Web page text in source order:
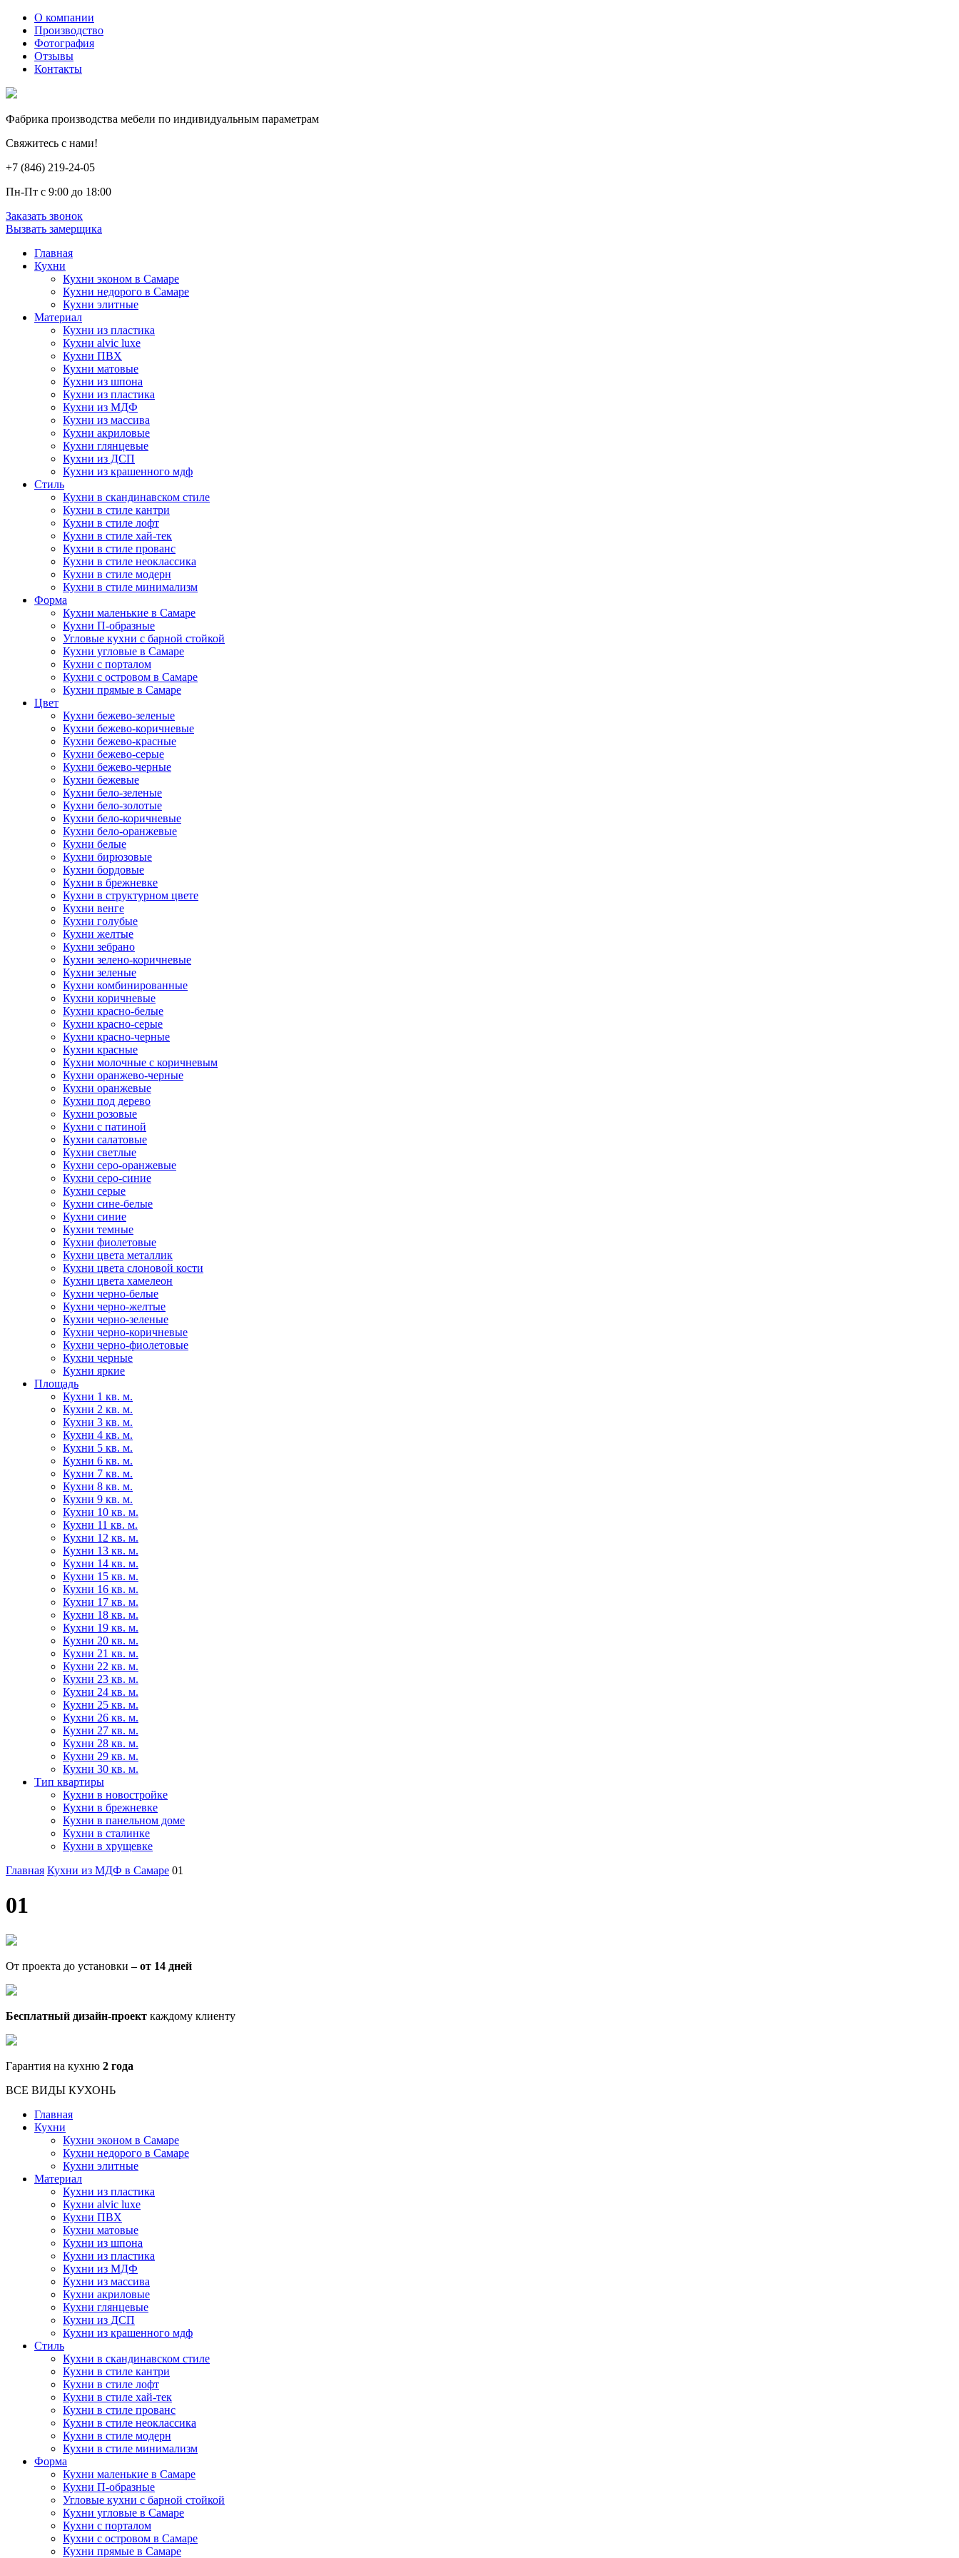
О компании
Производство
Фотография
Отзывы
Контакты
Фабрика производства мебели по индивидуальным параметрам
Свяжитесь с нами!
+7 (846) 219-24-05
Пн-Пт с 9:00 до 18:00
Заказать звонок
Вызвать замерщика
Главная
Кухни
Кухни эконом в Самаре
Кухни недорого в Самаре
Кухни элитные
Материал
Кухни из пластика
Кухни alvic luxe
Кухни ПВХ
Кухни матовые
Кухни из шпона
Кухни из пластика
Кухни из МДФ
Кухни из массива
Кухни акриловые
Кухни глянцевые
Кухни из ДСП
Кухни из крашенного мдф
Стиль
Кухни в скандинавском стиле
Кухни в стиле кантри
Кухни в стиле лофт
Кухни в стиле хай-тек
Кухни в стиле прованс
Кухни в стиле неоклассика
Кухни в стиле модерн
Кухни в стиле минимализм
Форма
Кухни маленькие в Самаре
Кухни П-образные
Угловые кухни с барной стойкой
Кухни угловые в Самаре
Кухни с порталом
Кухни с островом в Самаре
Кухни прямые в Самаре
Цвет
Кухни бежево-зеленые
Кухни бежево-коричневые
Кухни бежево-красные
Кухни бежево-серые
Кухни бежево-черные
Кухни бежевые
Кухни бело-зеленые
Кухни бело-золотые
Кухни бело-коричневые
Кухни бело-оранжевые
Кухни белые
Кухни бирюзовые
Кухни бордовые
Кухни в брежневке
Кухни в структурном цвете
Кухни венге
Кухни голубые
Кухни желтые
Кухни зебрано
Кухни зелено-коричневые
Кухни зеленые
Кухни комбинированные
Кухни коричневые
Кухни красно-белые
Кухни красно-серые
Кухни красно-черные
Кухни красные
Кухни молочные с коричневым
Кухни оранжево-черные
Кухни оранжевые
Кухни под дерево
Кухни розовые
Кухни с патиной
Кухни салатовые
Кухни светлые
Кухни серо-оранжевые
Кухни серо-синие
Кухни серые
Кухни сине-белые
Кухни синие
Кухни темные
Кухни фиолетовые
Кухни цвета металлик
Кухни цвета слоновой кости
Кухни цвета хамелеон
Кухни черно-белые
Кухни черно-желтые
Кухни черно-зеленые
Кухни черно-коричневые
Кухни черно-фиолетовые
Кухни черные
Кухни яркие
Площадь
Кухни 1 кв. м.
Кухни 2 кв. м.
Кухни 3 кв. м.
Кухни 4 кв. м.
Кухни 5 кв. м.
Кухни 6 кв. м.
Кухни 7 кв. м.
Кухни 8 кв. м.
Кухни 9 кв. м.
Кухни 10 кв. м.
Кухни 11 кв. м.
Кухни 12 кв. м.
Кухни 13 кв. м.
Кухни 14 кв. м.
Кухни 15 кв. м.
Кухни 16 кв. м.
Кухни 17 кв. м.
Кухни 18 кв. м.
Кухни 19 кв. м.
Кухни 20 кв. м.
Кухни 21 кв. м.
Кухни 22 кв. м.
Кухни 23 кв. м.
Кухни 24 кв. м.
Кухни 25 кв. м.
Кухни 26 кв. м.
Кухни 27 кв. м.
Кухни 28 кв. м.
Кухни 29 кв. м.
Кухни 30 кв. м.
Тип квартиры
Кухни в новостройке
Кухни в брежневке
Кухни в панельном доме
Кухни в сталинке
Кухни в хрущевке
Главная Кухни из МДФ в Самаре 01
01
От проекта до установки– от 14 дней
Бесплатный дизайн-проект каждому клиенту
Гарантия на кухню 2 года
ВСЕ ВИДЫ КУХОНЬ
Главная
Кухни
Кухни эконом в Самаре
Кухни недорого в Самаре
Кухни элитные
Материал
Кухни из пластика
Кухни alvic luxe
Кухни ПВХ
Кухни матовые
Кухни из шпона
Кухни из пластика
Кухни из МДФ
Кухни из массива
Кухни акриловые
Кухни глянцевые
Кухни из ДСП
Кухни из крашенного мдф
Стиль
Кухни в скандинавском стиле
Кухни в стиле кантри
Кухни в стиле лофт
Кухни в стиле хай-тек
Кухни в стиле прованс
Кухни в стиле неоклассика
Кухни в стиле модерн
Кухни в стиле минимализм
Форма
Кухни маленькие в Самаре
Кухни П-образные
Угловые кухни с барной стойкой
Кухни угловые в Самаре
Кухни с порталом
Кухни с островом в Самаре
Кухни прямые в Самаре